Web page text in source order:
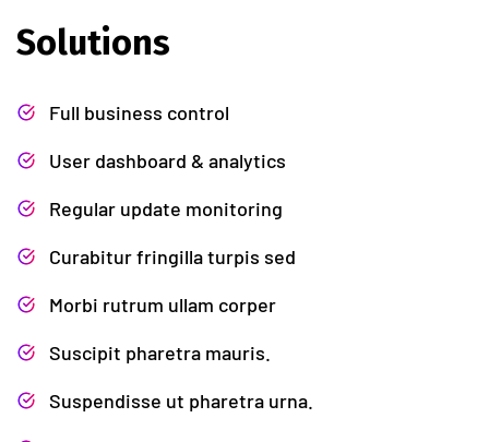
Solutions
Full business control
User dashboard & analytics
Regular update monitoring
Curabitur fringilla turpis sed
Morbi rutrum ullam corper
Suscipit pharetra mauris.
Suspendisse ut pharetra urna.